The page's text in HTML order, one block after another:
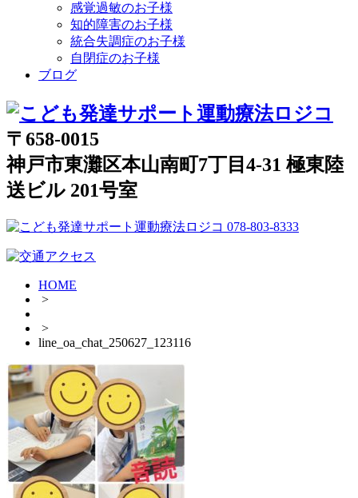
感覚過敏のお子様
知的障害のお子様
統合失調症のお子様
自閉症のお子様
ブログ
〒658-0015
神戸市東灘区本山南町7丁目4-31 極東陸
送ビル 201号室
HOME
>
>
line_oa_chat_250627_123116